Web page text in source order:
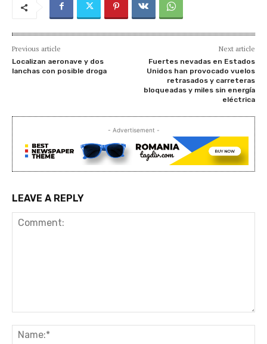
Previous article
Localizan aeronave y dos
lanchas con posible droga
Next article
Fuertes nevadas en Estados
Unidos han provocado vuelos
retrasados y carreteras
bloqueadas y miles sin energía
eléctrica
- Advertisement -
LEAVE A REPLY